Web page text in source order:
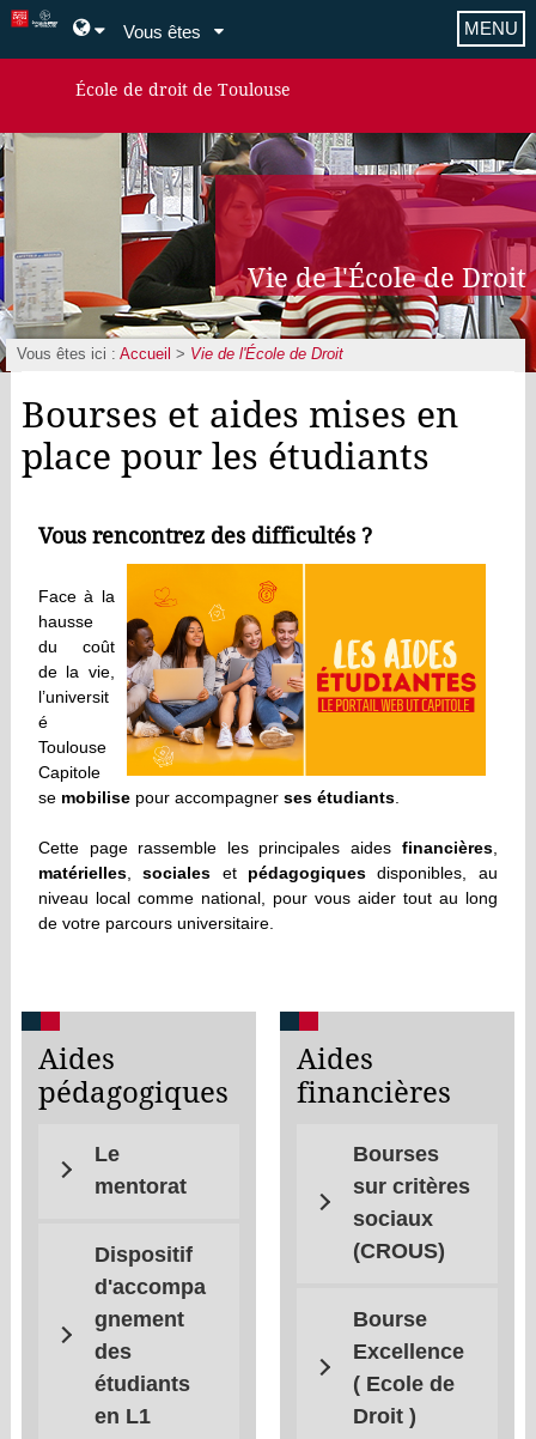
Vous êtes
École de droit de Toulouse
MENU
Vie de l'École de Droit
Vous êtes ici :Accueil > Vie de l'École de Droit
Bourses et aides mises en
place pour les étudiants
Vous rencontrez des difficultés ?
Face à la
hausse
du coût
de la vie,
l’universit
é
Toulouse
Capitole
se mobilisepour accompagnerses étudiants.
Cette page rassemble les principales aides financières,
matérielles,sociales et pédagogiquesdisponibles, au
niveau local comme national, pour vous aider tout au long
de votre parcours universitaire.
Aides
pédagogiques
Le
mentorat
Dispositif
d'accompa
gnement
des
étudiants
en L1
Aides
financières
Bourses
sur critères
sociaux
(CROUS)
Bourse
Excellence
( Ecole de
Droit )